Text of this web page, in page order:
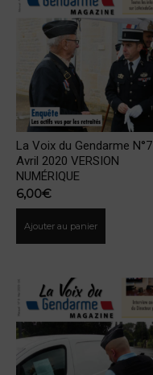
La Voix du Gendarme N°7
Avril 2020 VERSION
NUMÉRIQUE
6,00€
Ajouter au panier